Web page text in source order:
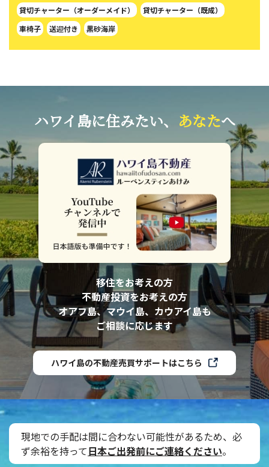
貸切チャーター（オーダーメイド）
貸切チャーター（既成）
車椅子
送迎付き 黒砂海岸
ハワイ島に住みたい、 あなたへ
移住をお考えの方
不動産投資をお考えの方
オアフ島、マウイ島、カウアイ島も
ご相談に応じます
ハワイ島の不動産売買サポートはこちら
現地での手配は間に合わない可能性があるため、必
ず余裕を持って日本ご出発前にご連絡ください。